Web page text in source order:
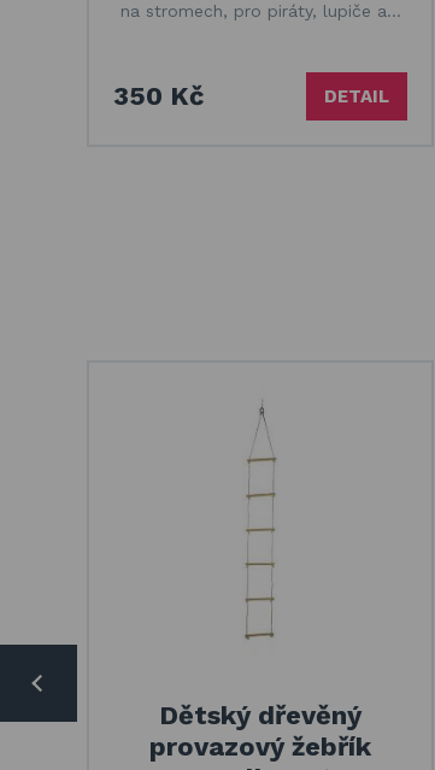
na stromech, pro piráty, lupiče a…
350 Kč DETAIL
Dětský dřevěný
provazový žebřík